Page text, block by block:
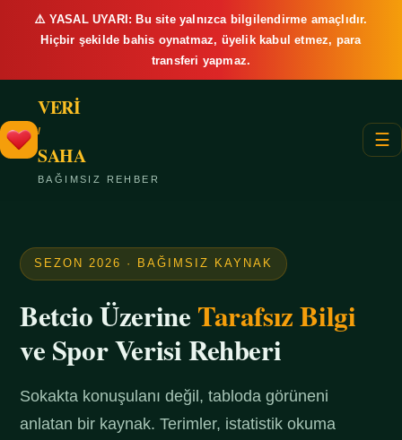
⚠️ YASAL UYARI: Bu site yalnızca bilgilendirme amaçlıdır.
Hiçbir şekilde bahis oynatmaz, üyelik kabul etmez, para
transferi yapmaz.
VERİ
/
SAHA
BAĞIMSIZ REHBER
☰
SEZON 2026 · BAĞIMSIZ KAYNAK
Betcio ÜzerineTarafsız Bilgi
ve Spor Verisi Rehberi
Sokakta konuşulanı değil, tabloda görüneni
anlatan bir kaynak. Terimler, istatistik okuma